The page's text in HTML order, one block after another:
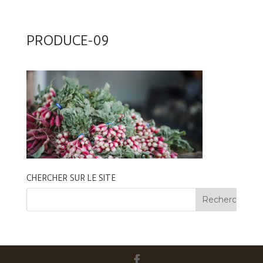
PRODUCE-09
CHERCHER SUR LE SITE